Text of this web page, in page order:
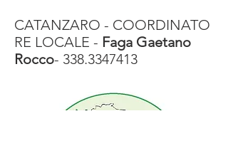
CATANZARO - COORDINATO
RE LOCALE - Faga Gaetano
Rocco- 338.3347413